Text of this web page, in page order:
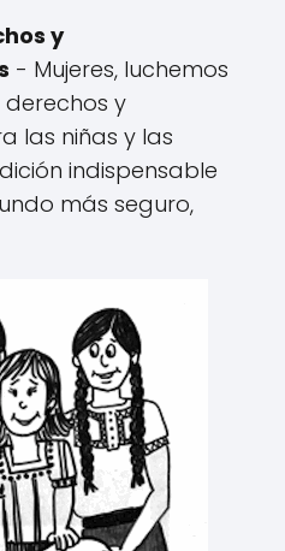
y
- Mujeres, luchemos
y
las niñas y las
indispensable
más seguro,